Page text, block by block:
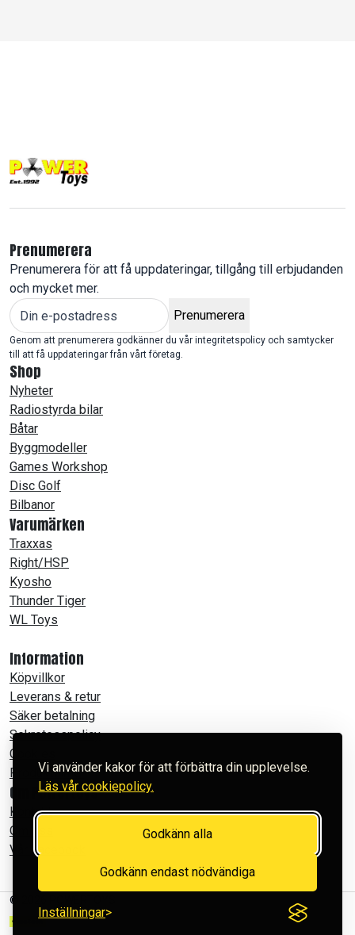
Vi använder kakor för att förbättra din upplevelse.
Läs vår cookiepolicy.
Godkänn alla
Godkänn endast nödvändiga
Inställningar
Prenumerera
Prenumerera för att få uppdateringar, tillgång till erbjudanden
och mycket mer.
Prenumerera
Genom att prenumerera godkänner du vår integritetspolicy och samtycker
till att få uppdateringar från vårt företag.
Shop
Nyheter
Radiostyrda bilar
Båtar
Byggmodeller
Games Workshop
Disc Golf
Bilbanor
Varumärken
Traxxas
Right/HSP
Kyosho
Thunder Tiger
WL Toys
Information
Köpvillkor
Leverans & retur
Säker betalning
Sekretesspolicy
Cookies
Produktfilmer
Om Powertoys
Kontakt
Om oss
Vår Facebook
© 2026 POWERTOYS